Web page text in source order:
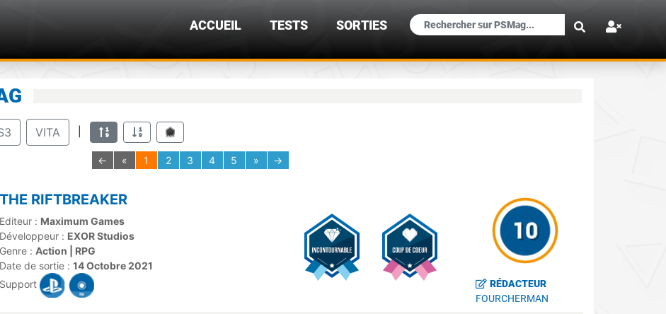
×
ACCUEIL TESTS SORTIES
VITA
← « 1 2 3 4 5 » →
THE RIFTBREAKER
Editeur : Maximum Games
Développeur : EXOR Studios
Genre : Action | RPG
Date de sortie : 14 Octobre 2021
Support
RÉDACTEUR
FOURCHERMAN